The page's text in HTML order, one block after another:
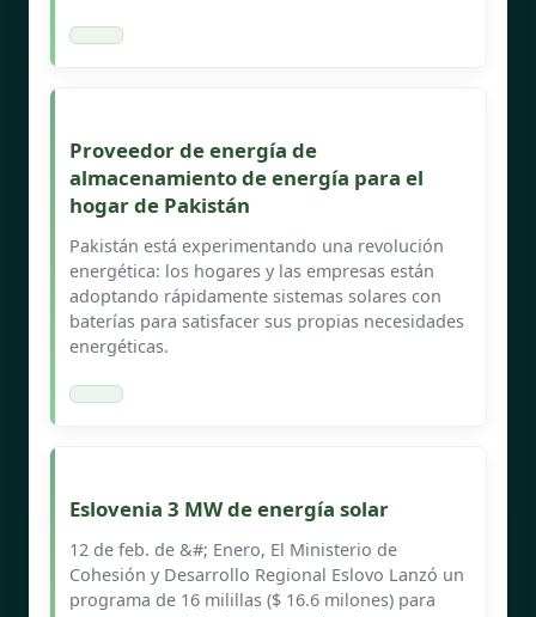
Proveedor de energía de
almacenamiento de energía para el
hogar de Pakistán
Pakistán está experimentando una revolución
energética: los hogares y las empresas están
adoptando rápidamente sistemas solares con
baterías para satisfacer sus propias necesidades
energéticas.
Eslovenia 3 MW de energía solar
12 de feb. de &#; Enero, El Ministerio de
Cohesión y Desarrollo Regional Eslovo Lanzó un
programa de 16 milillas ($ 16.6 milones) para